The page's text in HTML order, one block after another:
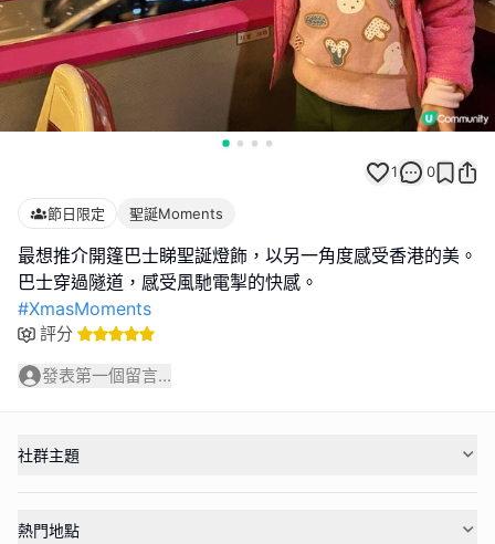
1 0
節日限定 聖誕Moments
最想推介開篷巴士睇聖誕燈飾，以另一角度感受香港的美。
#XmasMoments
評分
發表第一個留言...
社群主題
熱門地點